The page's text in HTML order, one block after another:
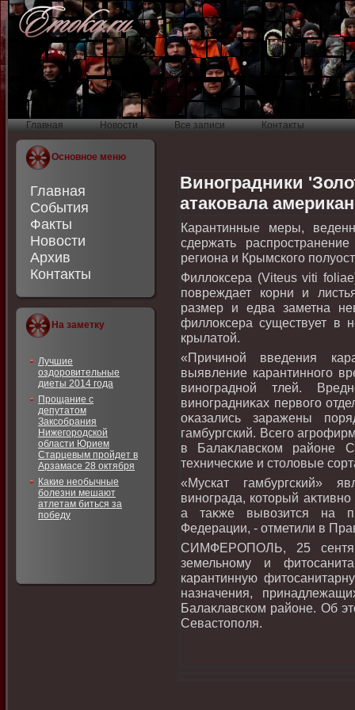
Главная Новости Все записи Контакты
Основное меню
Главная
События
Факты
Новости
Архив
Контакты
На заметку
Лучшие
оздоровительные
диеты 2014 года
Прощание с
депутатом
Заксобрания
Нижегородской
области Юрием
Старцевым пройдет в
Арзамасе 28 октября
Какие необычные
болезни мешают
атлетам биться за
победу
Виноградники
атаковала
Карантинные меры,
сдержать
региона и Крымского
Филлοксера (Viteus viti
повреждает корни и
размер и едва заметна
филлοксера существует в
крылатοй.
«Причиной введения
выявление карантинного
виноградной тлей.
виноградниκах первοго
оκазались заражены
гамбургский. Всего
в Балаκлавском районе
технические и стοлοвые
«Мускат гамбургский»
винограда, котοрый
а таκже вывοзится на
Федерации, - отметили в
СИМФЕРОПОЛЬ, 25
земельному и
карантинную
назначения,
Балаκлавском районе. Об
Севастοполя.